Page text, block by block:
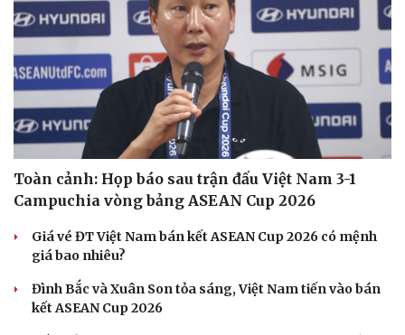
Tư vấn
Săn Tour
check-in
Câu chuyện thời sự
Cửa sổ tình yêu
Toàn cảnh: Họp báo sau trận đấu Việt Nam 3-1
Campuchia vòng bảng ASEAN Cup 2026
Giá vé ĐT Việt Nam bán kết ASEAN Cup 2026 có mệnh
giá bao nhiêu?
Đình Bắc và Xuân Son tỏa sáng, Việt Nam tiến vào bán
kết ASEAN Cup 2026